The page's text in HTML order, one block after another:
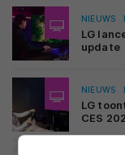
NIEUWS
LG
update
NIEUWS
LG
CES